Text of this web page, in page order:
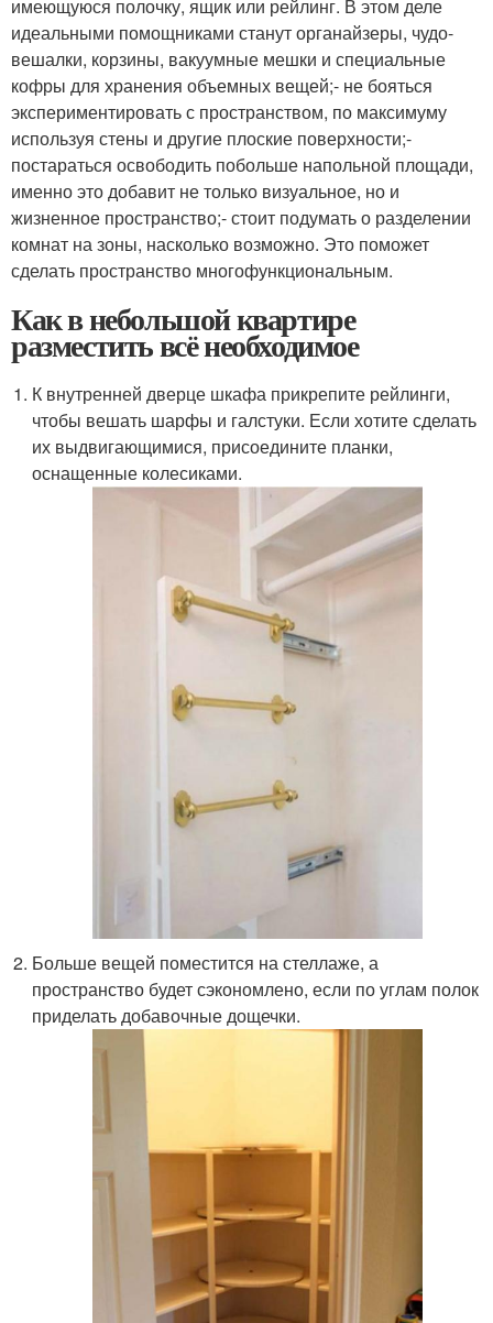
имеющуюся полочку, ящик или рейлинг. В этом деле
идеальными помощниками станут органайзеры, чудо-
вешалки, корзины, вакуумные мешки и специальные
кофры для хранения объемных вещей;- не бояться
экспериментировать с пространством, по максимуму
используя стены и другие плоские поверхности;-
постараться освободить побольше напольной площади,
именно это добавит не только визуальное, но и
жизненное пространство;- стоит подумать о разделении
комнат на зоны, насколько возможно. Это поможет
сделать пространство многофункциональным.
Как в небольшой квартире
разместить всё необходимое
К внутренней дверце шкафа прикрепите рейлинги,
чтобы вешать шарфы и галстуки. Если хотите сделать
их выдвигающимися, присоедините планки,
оснащенные колесиками.
Больше вещей поместится на стеллаже, а
пространство будет сэкономлено, если по углам полок
приделать добавочные дощечки.